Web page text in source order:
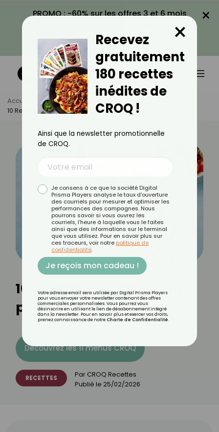
PROMO : -60% sur les offres 3 et 6 mois
VOIR LA PROMO
×
Accueil Actus
Recettes
10 Recettes Apéritives Au Poulet
10 recettes apéritives au
poulet
Découvrez les 11 menus CROQ
RECETTES Par CROQ Recettes
Publié le 25/02/2026
Recevez
gratuitement
180 recettes
inédites de
CROQ !
×
Ainsi que la newsletter promotionnelle
de CROQ.
Je consens à ce que la société Digital
Prisma Players analyse le taux d'ouverture
des courriels pour mesurer et optimiser les
performances des campagnes. Nous
pourrons savoir si vous ouvrez les
courriels, l'heure à laquelle vous le faites
ainsi que des informations sur le terminal
que vous utilisez. Pour en savoir plus sur
ces traceurs, voir notre politique de
confidentialité.
Je reçois mon cadeau !
Votre adresse email sera utilisée par Digital Prisma Players
pour vous envoyer votre newsletter contenant des offres
commerciales personnalisées. Vous pourrez vous
désinscrire en utilisant le lien de désabonnement intégré
dans la newsletter. Pour en savoir plus et exercer vos droits,
prenez connaissance de notre Charte de Confidentialité.